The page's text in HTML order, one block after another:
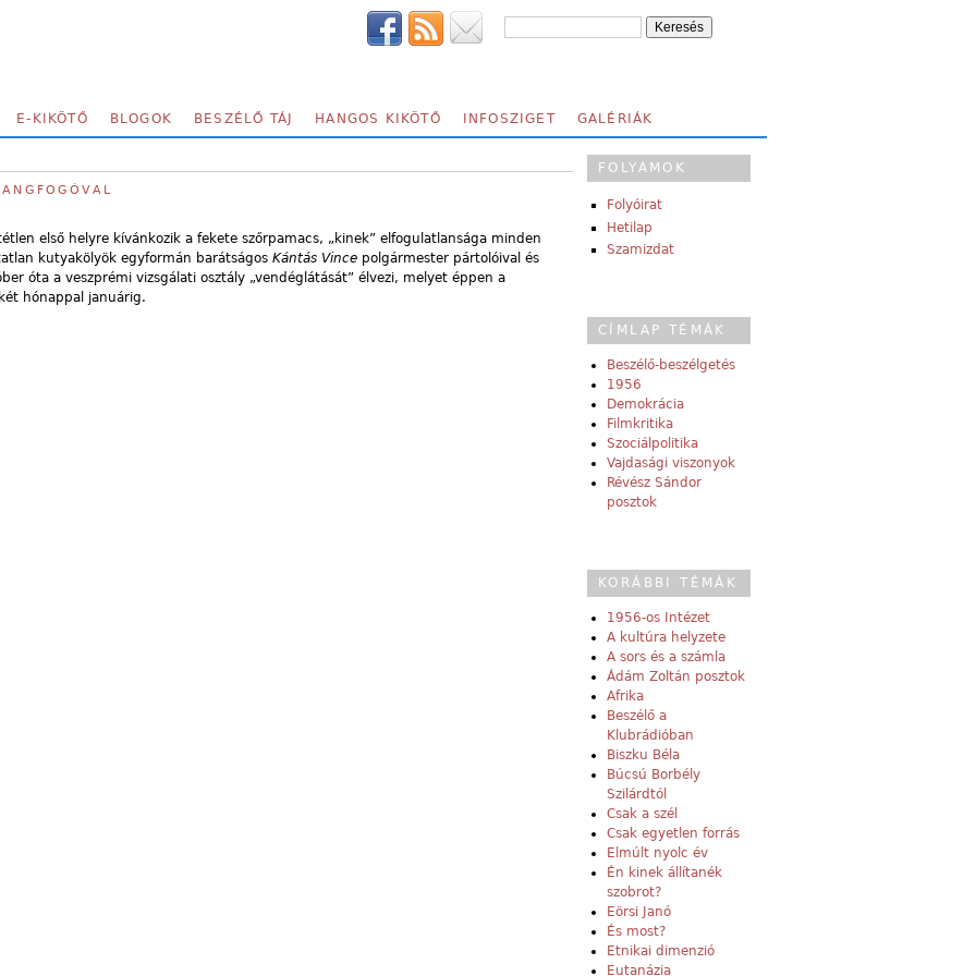
E-KIKÖTŐ BLOGOK BESZÉLŐ TÁJ HANGOS KIKÖTŐ INFOSZIGET GALÉRIÁK
első helyre kívánkozik a fekete szőrpamacs, „kinek” elfogulatlansága minden
kutyakölyök egyformán barátságos Kántás Vince polgármester pártolóival és
óta a veszprémi vizsgálati osztály „vendéglátását” élvezi, melyet éppen a
hónappal januárig.
FOLYAMOK
Folyóirat
Hetilap
Szamizdat
CÍMLAP TÉMÁK
Beszélő-beszélgetés
1956
Demokrácia
Filmkritika
Szociálpolitika
Vajdasági viszonyok
Révész Sándor
posztok
KORÁBBI TÉMÁK
1956-os Intézet
A kultúra helyzete
A sors és a számla
Ádám Zoltán posztok
Afrika
Beszélő a
Klubrádióban
Biszku Béla
Búcsú Borbély
Szilárdtól
Csak a szél
Csak egyetlen forrás
Elmúlt nyolc év
Én kinek állítanék
szobrot?
Eörsi Janó
És most?
Etnikai dimenzió
Eutanázia